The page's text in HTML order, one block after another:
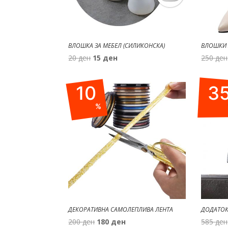
ВЛОШКА ЗА МЕБЕЛ (СИЛИКОНСКА)
20ден Original
was:
20 ден.
15 ден
15 ден.
ВЛОШКИ
250ден
10
%
ДЕКОРАТИВНА САМОЛЕПЛИВА ЛЕНТА
200ден Original
180 ден 585ден